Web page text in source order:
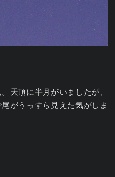
天頂に半月がいましたが、
がうっすら見えた気がしま